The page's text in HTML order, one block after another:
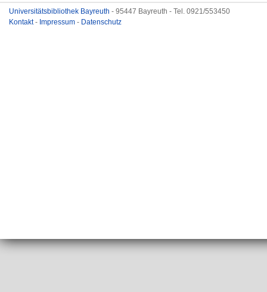
Universitätsbibliothek Bayreuth - 95447 Bayreuth - Tel. 0921/553450
Kontakt- Impressum - Datenschutz